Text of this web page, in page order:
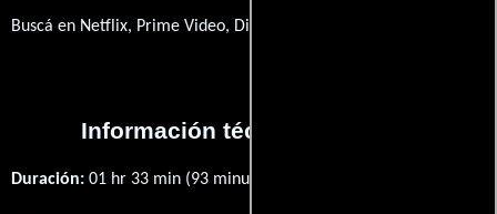
Buscá en Netflix, Prime Video, Disney+
Información técnica y general
Duración: 01 hr 33 min (93 minutos) .